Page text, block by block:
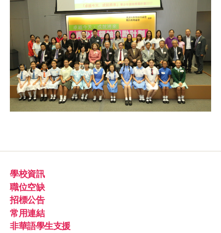
學校資訊
職位空缺
招標公告
常用連結
非華語學生支援